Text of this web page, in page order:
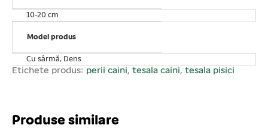
La periere acordați o deosebită atenție zonelor mai
sensibile ale animalului Dvs. (burta, labe, părți genitale,
anus). O periere prea apăsată sau repetată poate irita
pielea. Dacă remarcați o iritare sau înroșire a pielii
încetați imediat să folosiți peria. Evitați să vă sprijiniți pe
10-20 cm
Model produs
Cu sârmă, Dens
Etichete produs: perii caini, tesala caini, tesala pisici
Produse similare